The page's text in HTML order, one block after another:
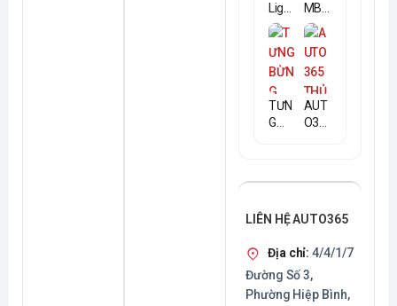
Light
tung
khuy
ến
mãi
khủn
g lên
đến
MBO
SIÊU
ĐỈNH
- GIÁ
SIÊU
HỜI”
CHO
COM
TƯN
G
O36
ĐÃI
KHI
LẮ...
AUT
O36
CHƯ
TRÌN
H ƯU
ĐÃI...
LIÊN HỆ AUTO365
Địa chỉ: 4/4/1/7
Đường Số 3,
Phường Hiệp Bình,